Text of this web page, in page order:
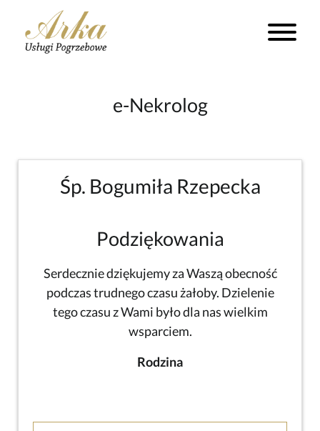
e-Nekrolog
Śp. Bogumiła Rzepecka
Podziękowania
Serdecznie dziękujemy za Waszą obecność
podczas trudnego czasu żałoby. Dzielenie
tego czasu z Wami było dla nas wielkim
wsparciem.
Rodzina